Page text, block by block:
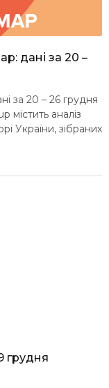
дані за 20 –
за 20 – 26 грудня
містить аналіз
України, зібраних
атомної генерації
грудня